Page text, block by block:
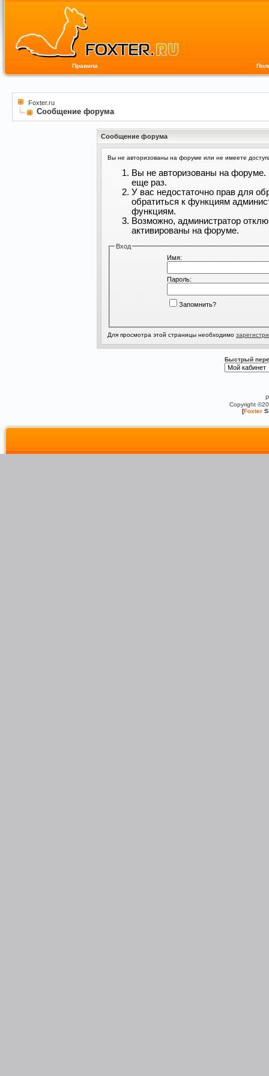
Правила
Foxter.ru
Сообщение форума
Сообщение форума
Вы не авторизованы на форуме или не имеете
Вы не авторизованы на форуме.
еще раз.
У вас недостаточно прав для
обратиться к функциям
функциям.
Возможно, администратор
активированы на форуме.
Вход
Имя:
Пароль:
Запомнить?
Для просмотра этой страницы необходимо
Быстрый
Copyright
[Foxter